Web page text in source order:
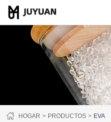
HOGAR PRODUCTOS EVA